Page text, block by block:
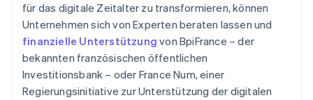
für das digitale Zeitalter zu transformieren, können
Unternehmen sich von Experten beraten lassen und
finanzielle Unterstützung von BpiFrance – der
bekannten französischen öffentlichen
Investitionsbank – oder France Num, einer
Regierungsinitiative zur Unterstützung der digitalen